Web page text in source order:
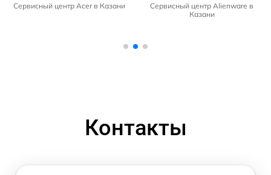
Сервисный центр Acer в Казани
Сервисный центр Alienware в
Казани
Контакты